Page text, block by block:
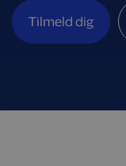
Tilmeld dig